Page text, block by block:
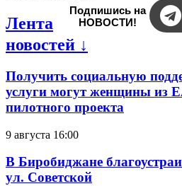
Подпишись на
НОВОСТИ!
Лента
новостей ↓
Получить социальную
услуги могут женщины из
пилотного проекта
9 августа 16:00
В Биробиджане
ул. Советской